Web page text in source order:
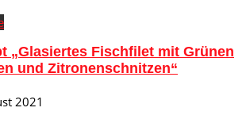
„Glasiertes Fischfilet mit Grünen
und Zitronenschnitzen“
2021